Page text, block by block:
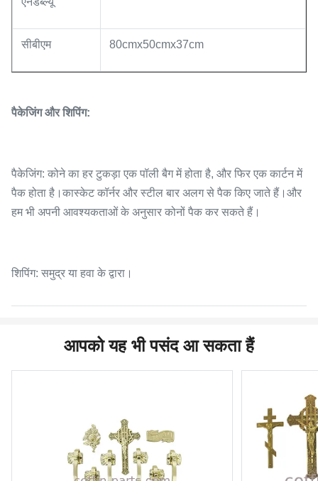
सीबीएम 80cmx50cmx37cm
पैकेजिंग और शिपिंग:
पैकेजिंग: कोने का हर टुकड़ा एक पॉली बैग में होता है, और फिर एक कार्टन में
पैक होता है।कास्केट कॉर्नर और स्टील बार अलग से पैक किए जाते हैं।और
हम भी अपनी आवश्यकताओं के अनुसार कोनों पैक कर सकते हैं।
शिपिंग: समुद्र या हवा के द्वारा।
आपको यह भी पसंद आ सकता हैं